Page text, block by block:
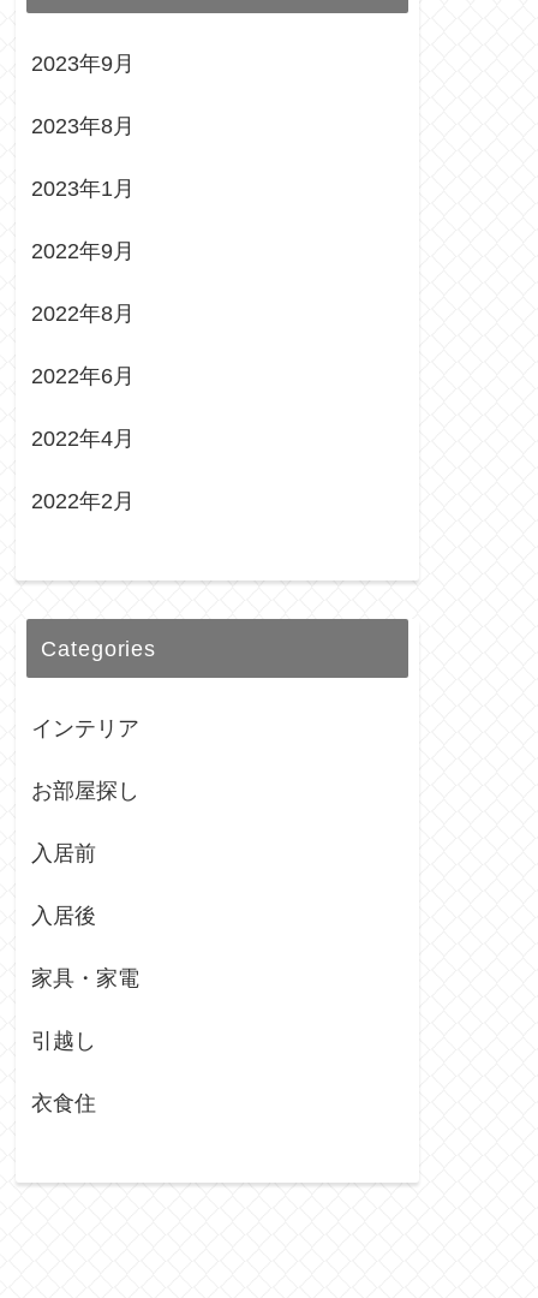
2023年9月
2023年8月
2023年1月
2022年9月
2022年8月
2022年6月
2022年4月
2022年2月
Categories
インテリア
お部屋探し
入居前
入居後
家具・家電
引越し
衣食住